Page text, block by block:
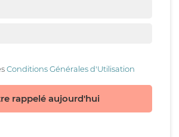
Conditions Générales d'Utilisation
rappelé aujourd'hui